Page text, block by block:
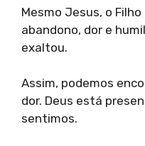
Mesmo Jesus, o
abandono, dor e
exaltou.
Assim, podemos
dor. Deus está
sentimos.